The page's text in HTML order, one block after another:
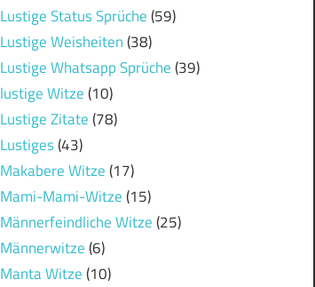
Lustige Status Sprüche(59)
Lustige Weisheiten(38)
Lustige Whatsapp Sprüche(39)
lustige Witze(10)
Lustige Zitate(78)
Lustiges(43)
Makabere Witze(17)
Mami-Mami-Witze(15)
Männerfeindliche Witze(25)
Männerwitze(6)
Manta Witze(10)